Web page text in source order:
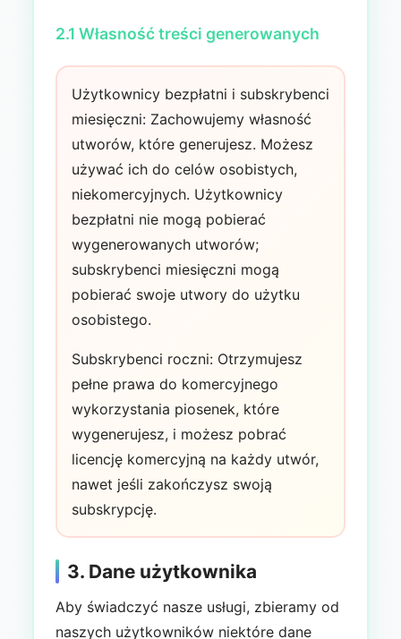
2.1 Własność treści generowanych
Użytkownicy bezpłatni i subskrybenci
miesięczni: Zachowujemy własność
utworów, które generujesz. Możesz
używać ich do celów osobistych,
niekomercyjnych. Użytkownicy
bezpłatni nie mogą pobierać
wygenerowanych utworów;
subskrybenci miesięczni mogą
pobierać swoje utwory do użytku
osobistego.
Subskrybenci roczni: Otrzymujesz
pełne prawa do komercyjnego
wykorzystania piosenek, które
wygenerujesz, i możesz pobrać
licencję komercyjną na każdy utwór,
nawet jeśli zakończysz swoją
subskrypcję.
3. Dane użytkownika
Aby świadczyć nasze usługi, zbieramy od
naszych użytkowników niektóre dane